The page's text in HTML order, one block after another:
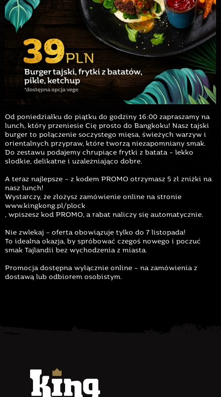
Od poniedziałku do piątku do godziny 16:00 zapraszamy na
lunch, który przeniesie Cię prosto do Bangkoku! Nasz tajski
burger to połączenie soczystego mięsa, świeżych warzyw i
orientalnych przypraw, które tworzą niezapomniany smak.
Do zestawu podajemy chrupiące frytki z batata – lekko
słodkie, delikatne i uzależniająco dobre.
A teraz najlepsze – z kodem PROMO otrzymasz 5 zł zniżki na
nasz lunch!
Wystarczy, że złożysz zamówienie online na stronie
www.kingkong.pl/plock
, wpiszesz kod PROMO, a rabat naliczy się automatycznie.
Nie zwlekaj – oferta obowiązuje tylko do 7 listopada!
To idealna okazja, by spróbować czegoś nowego i poczuć
smak Tajlandii bez wychodzenia z miasta.
Promocja dostępna wyłącznie online – na zamówienia z
dostawą lub odbiorem osobistym.